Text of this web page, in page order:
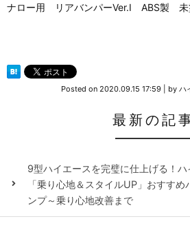
ナロー用 リアバンパーVer.I ABS製
Posted on 2020.09.15 17:59 by ハ
最新の記
9型ハイエースを完璧に仕上げる！
「乗り心地＆スタイルUP」おすす
ンプ～乗り心地改善まで